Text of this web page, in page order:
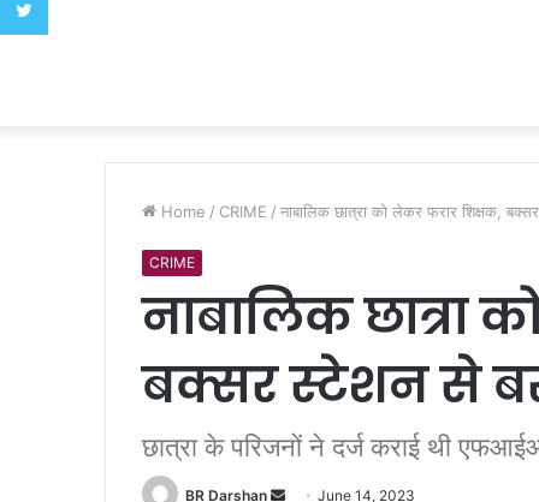
Home / CRIME / नाबालिक छात्रा को लेकर फरार शिक्षक,
CRIME
नाबालिक छात्रा
बक्सर स्टेशन से
छात्रा के परिजनों ने दर्ज कराई थी
BR Darshan June 14, 2023